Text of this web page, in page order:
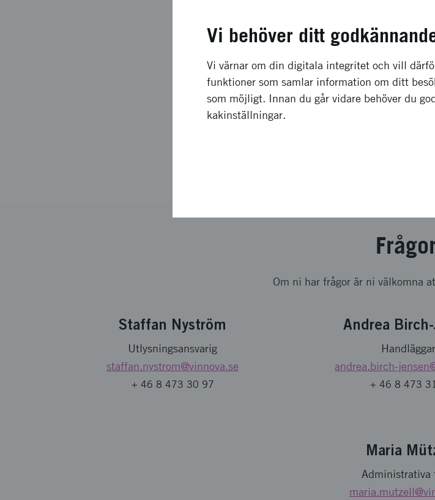
bedömer er ansökan på.
Så går det till
För att söka finansiering från oss behöver ni fylla i en
konkurrens med andra. Om vi beslutar att finansiera
Om ni har frågor är ni välkomna
Staffan Nyström
Utlysningsansvarig
staffan.nystrom@vinnova.se
+ 46 8 473 30 97
Andrea
andrea.birch-jensen
+ 46 8 473
Maria
Administrativa
maria.mutzell
Vi behöver ditt
Vi värnar om din digitala integritet och vill
funktioner som samlar information om ditt
som möjligt. Innan du går vidare behöver du
kakinställningar.